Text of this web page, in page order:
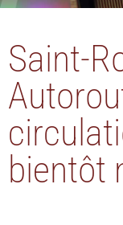
Saint-
bientôt